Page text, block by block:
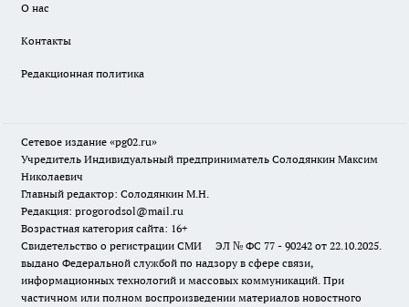
О нас
Контакты
Редакционная политика
Сетевое издание «pg02.ru»
Учредитель Индивидуальный предприниматель Солодянкин Максим
Николаевич
Главный редактор: Солодянкин М.Н.
Редакция: progorodsol@mail.ru
Возрастная категория сайта: 16+
Свидетельство о регистрации СМИ ЭЛ № ФС 77 - 90242 от 22.10.2025.
выдано Федеральной службой по надзору в сфере связи,
информационных технологий и массовых коммуникаций. При
частичном или полном воспроизведении материалов новостного